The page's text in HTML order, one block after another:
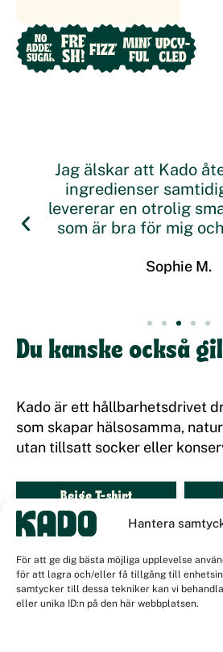
Hantera
För att ge dig bästa möjliga upplevelse
för att lagra och/eller få tillgång till
samtycker till dessa tekniker kan vi
eller unika ID:n på den här webbplatsen.
Jag älskar att Kado
ingredienser
levererar en otrolig
som är bra för mig
Sophie M.
Beige T-shirt
Du kanske också
Kado är ett hållbarhetsdrivet
som skapar hälsosamma,
utan tillsatt socker eller